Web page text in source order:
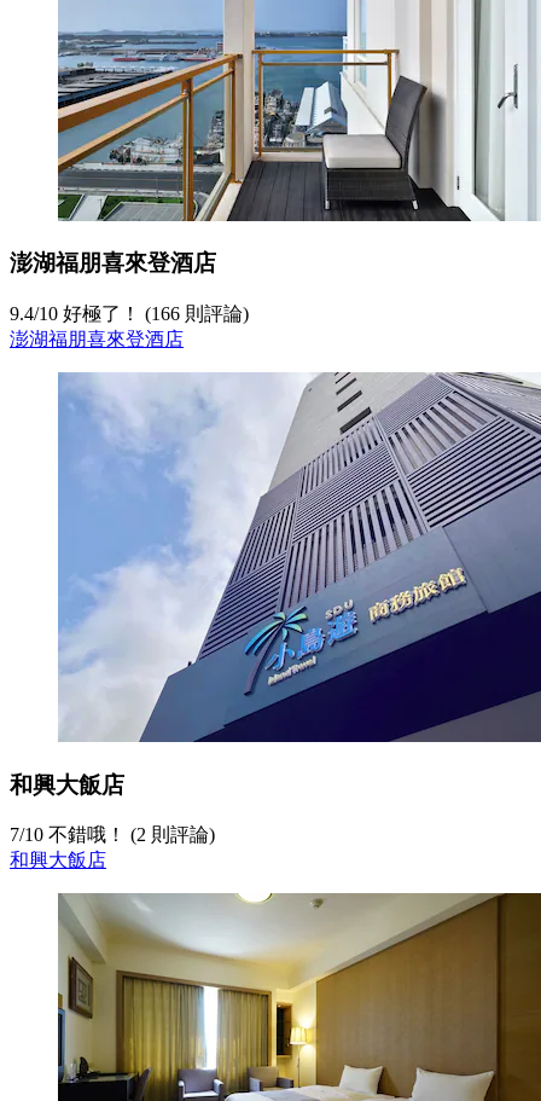
澎湖福朋喜來登酒店
9.4/10 好極了！ (166 則評論)
澎湖福朋喜來登酒店
和興大飯店
7/10 不錯哦！ (2 則評論)
和興大飯店